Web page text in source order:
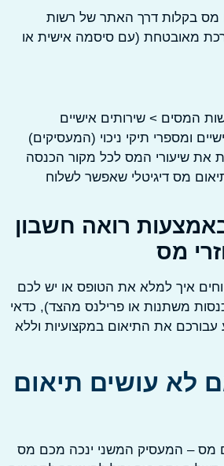
דרך האתר של רשות
(עם סיסמה אישית או
> שירותים אישיים
ומספרי תיקי ניכוי (המעסיקים)
המס לכל מקור הכנסה
מס דיגיטלי שאפשר לשלוח
2: באמצעות רואה חשבון
מס
למלא את הטופס או יש לכם
או פרילנס מהצד), כדאי
את התיאום במקצועיות וללא
עושים תיאום
המעסיק המשני ינכה מכם מס